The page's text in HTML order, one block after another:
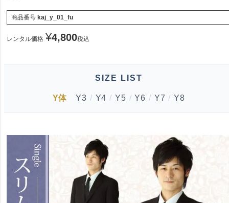
商品番号 kaj_y_01_fu
レンタル価格 ¥4,800税込
SIZE LIST
Y体 Y3 / Y4 / Y5 / Y6 / Y7 / Y8